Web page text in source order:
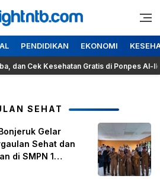
Insight NTB
Seputar NTB
PENDIDIKAN EKONOMI
Cek Kesehatan Gratis di Ponpes Al-
SEHAT
Gelar
Sehat dan
di SMPN 1